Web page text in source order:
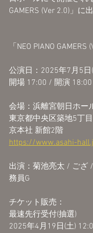
GAMERS (Ver 2.0)」に
「NEO PIANO GAMERS
公演日：2025年7月5日
開場 17:00 / 開演 18:00
会場：浜離宮朝日ホー
東京都中央区築地5丁
京本社 新館2階
https://www.asahi-
出演：菊池亮太 / ござ
務員G
チケット販売：
最速先行受付(抽選)
2025年4月19日(土)